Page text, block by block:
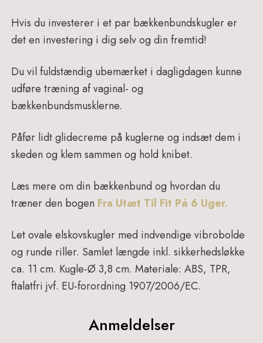
Hvis du investerer i et par bækkenbundskugler er
det en investering i dig selv og din fremtid!
Du vil fuldstændig ubemærket i dagligdagen kunne
udføre træning af vaginal- og
bækkenbundsmusklerne.
Påfør lidt glidecreme på kuglerne og indsæt dem i
skeden og klem sammen og hold knibet.
Læs mere om din bækkenbund og hvordan du
træner den bogen Fra Utæt Til Fit På 6 Uger.
Let ovale elskovskugler med indvendige vibrobolde
og runde riller. Samlet længde inkl. sikkerhedsløkke
ca. 11 cm. Kugle-Ø 3,8 cm. Materiale: ABS, TPR,
ftalatfri jvf. EU-forordning 1907/2006/EC.
Anmeldelser